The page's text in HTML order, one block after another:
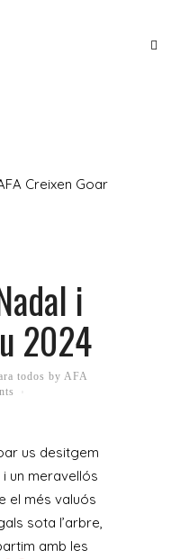
i
2024
todos by AFA
us desitgem
un meravellós
el més valuós
sota l’arbre,
amb les